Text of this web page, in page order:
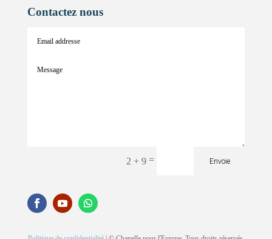
Contactez nous
2 + 9= Envoie